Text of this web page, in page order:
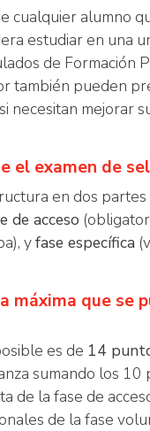
cualquier alumno
estudiar en una
de Formación
también pueden
necesitan mejorar
el examen de
en dos
de acceso
yfase específica
máxima que se
es de 14
sumando los 10
de la fase de
de la fase